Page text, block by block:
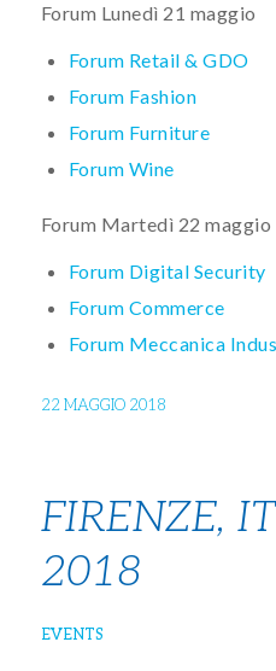
Forum Lunedì 21 maggio
Forum Retail & GDO
Forum Fashion
Forum Furniture
Forum Wine
Forum Martedì 22 maggio
Forum Digital Security
Forum Commerce
Forum Meccanica
22 MAGGIO 2018
FIRENZE,
2018
EVENTS